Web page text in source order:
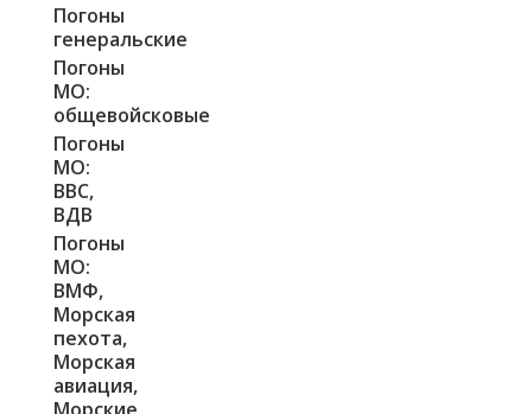
Погоны
генеральские
Погоны
МО:
общевойсковые
Погоны
МО:
ВВС,
ВДВ
Погоны
МО:
ВМФ,
Морская
пехота,
Морская
авиация,
Морские